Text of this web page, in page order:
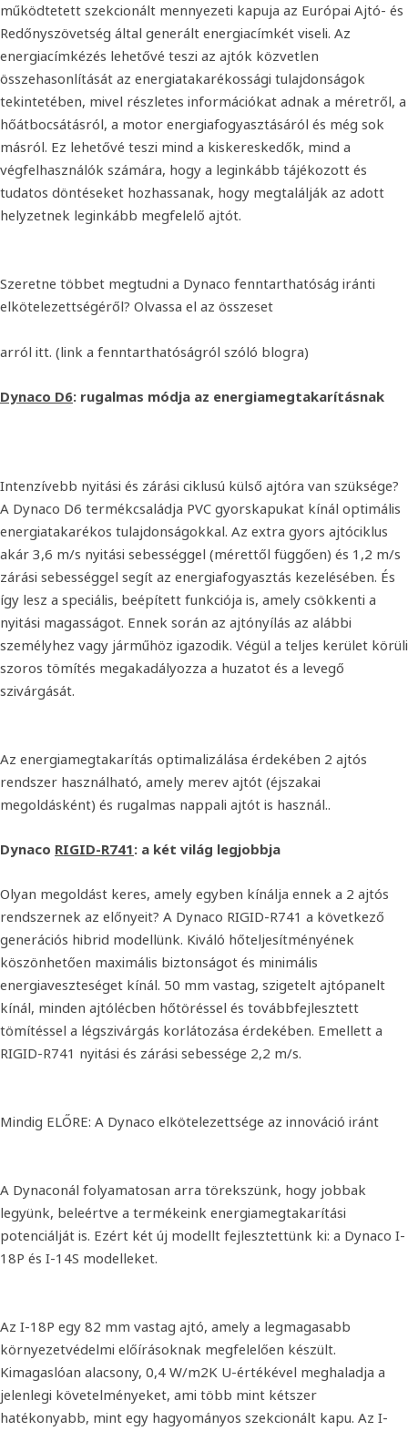
működtetett szekcionált mennyezeti kapuja az Európai Ajtó- és
Redőnyszövetség által generált energiacímkét viseli. Az
energiacímkézés lehetővé teszi az ajtók közvetlen
összehasonlítását az energiatakarékossági tulajdonságok
tekintetében, mivel részletes információkat adnak a méretről, a
hőátbocsátásról, a motor energiafogyasztásáról és még sok
másról. Ez lehetővé teszi mind a kiskereskedők, mind a
végfelhasználók számára, hogy a leginkább tájékozott és
tudatos döntéseket hozhassanak, hogy megtalálják az adott
helyzetnek leginkább megfelelő ajtót.
Szeretne többet megtudni a Dynaco fenntarthatóság iránti
elkötelezettségéről? Olvassa el az összeset
arról itt. (link a fenntarthatóságról szóló blogra)
Dynaco D6: rugalmas módja az energiamegtakarításnak
Intenzívebb nyitási és zárási ciklusú külső ajtóra van szüksége?
A Dynaco D6 termékcsaládja PVC gyorskapukat kínál optimális
energiatakarékos tulajdonságokkal. Az extra gyors ajtóciklus
akár 3,6 m/s nyitási sebességgel (mérettől függően) és 1,2 m/s
zárási sebességgel segít az energiafogyasztás kezelésében. És
így lesz a speciális, beépített funkciója is, amely csökkenti a
nyitási magasságot. Ennek során az ajtónyílás az alábbi
személyhez vagy járműhöz igazodik. Végül a teljes kerület körüli
szoros tömítés megakadályozza a huzatot és a levegő
szivárgását.
Az energiamegtakarítás optimalizálása érdekében 2 ajtós
rendszer használható, amely merev ajtót (éjszakai
megoldásként) és rugalmas nappali ajtót is használ..
Dynaco RIGID-R741: a két világ legjobbja
Olyan megoldást keres, amely egyben kínálja ennek a 2 ajtós
rendszernek az előnyeit? A Dynaco RIGID-R741 a következő
generációs hibrid modellünk. Kiváló hőteljesítményének
köszönhetően maximális biztonságot és minimális
energiaveszteséget kínál. 50 mm vastag, szigetelt ajtópanelt
kínál, minden ajtólécben hőtöréssel és továbbfejlesztett
tömítéssel a légszivárgás korlátozása érdekében. Emellett a
RIGID-R741 nyitási és zárási sebessége 2,2 m/s.
Mindig ELŐRE: A Dynaco elkötelezettsége az innováció iránt
A Dynaconál folyamatosan arra törekszünk, hogy jobbak
legyünk, beleértve a termékeink energiamegtakarítási
potenciálját is. Ezért két új modellt fejlesztettünk ki: a Dynaco I-
18P és I-14S modelleket.
Az I-18P egy 82 mm vastag ajtó, amely a legmagasabb
környezetvédelmi előírásoknak megfelelően készült.
Kimagaslóan alacsony, 0,4 W/m2K U-értékével meghaladja a
jelenlegi követelményeket, ami több mint kétszer
hatékonyabb, mint egy hagyományos szekcionált kapu. Az I-